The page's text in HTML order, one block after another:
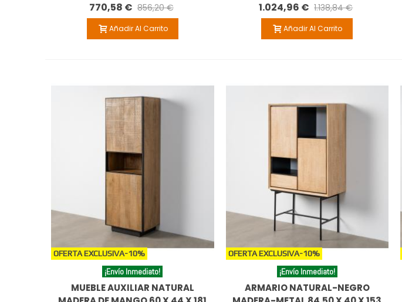
770,58 € 856,20 €
Añadir Al Carrito
1.024,96 € 1.138,84 €
Añadir Al Carrito
OFERTA EXCLUSIVA-10%
¡Envío Inmediato!
MUEBLE AUXILIAR NATURAL
OFERTA EXCLUSIVA-10%
¡Envío Inmediato!
ARMARIO NATURAL-NEGRO